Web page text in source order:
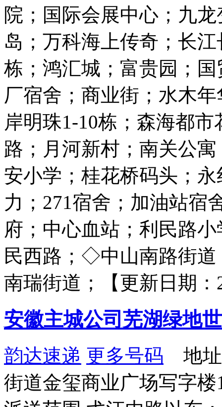
院；国际会展中心；九
岛；万科海上传奇；长
栋；鸿汇城；富贵园；
厂宿舍；商业街；水木
岸明珠1-10栋；森海都
路；月河新村；南关公
安小学；桂花桥码头；
力；271宿舍；加油站宿
府；中心血站；利民路
民西路；◇中山南路街
南瑞街道；【更新日期：
安徽主城公司芜湖绿地
韵达速递 更多号码 地址
街道金玺商业广场写字楼